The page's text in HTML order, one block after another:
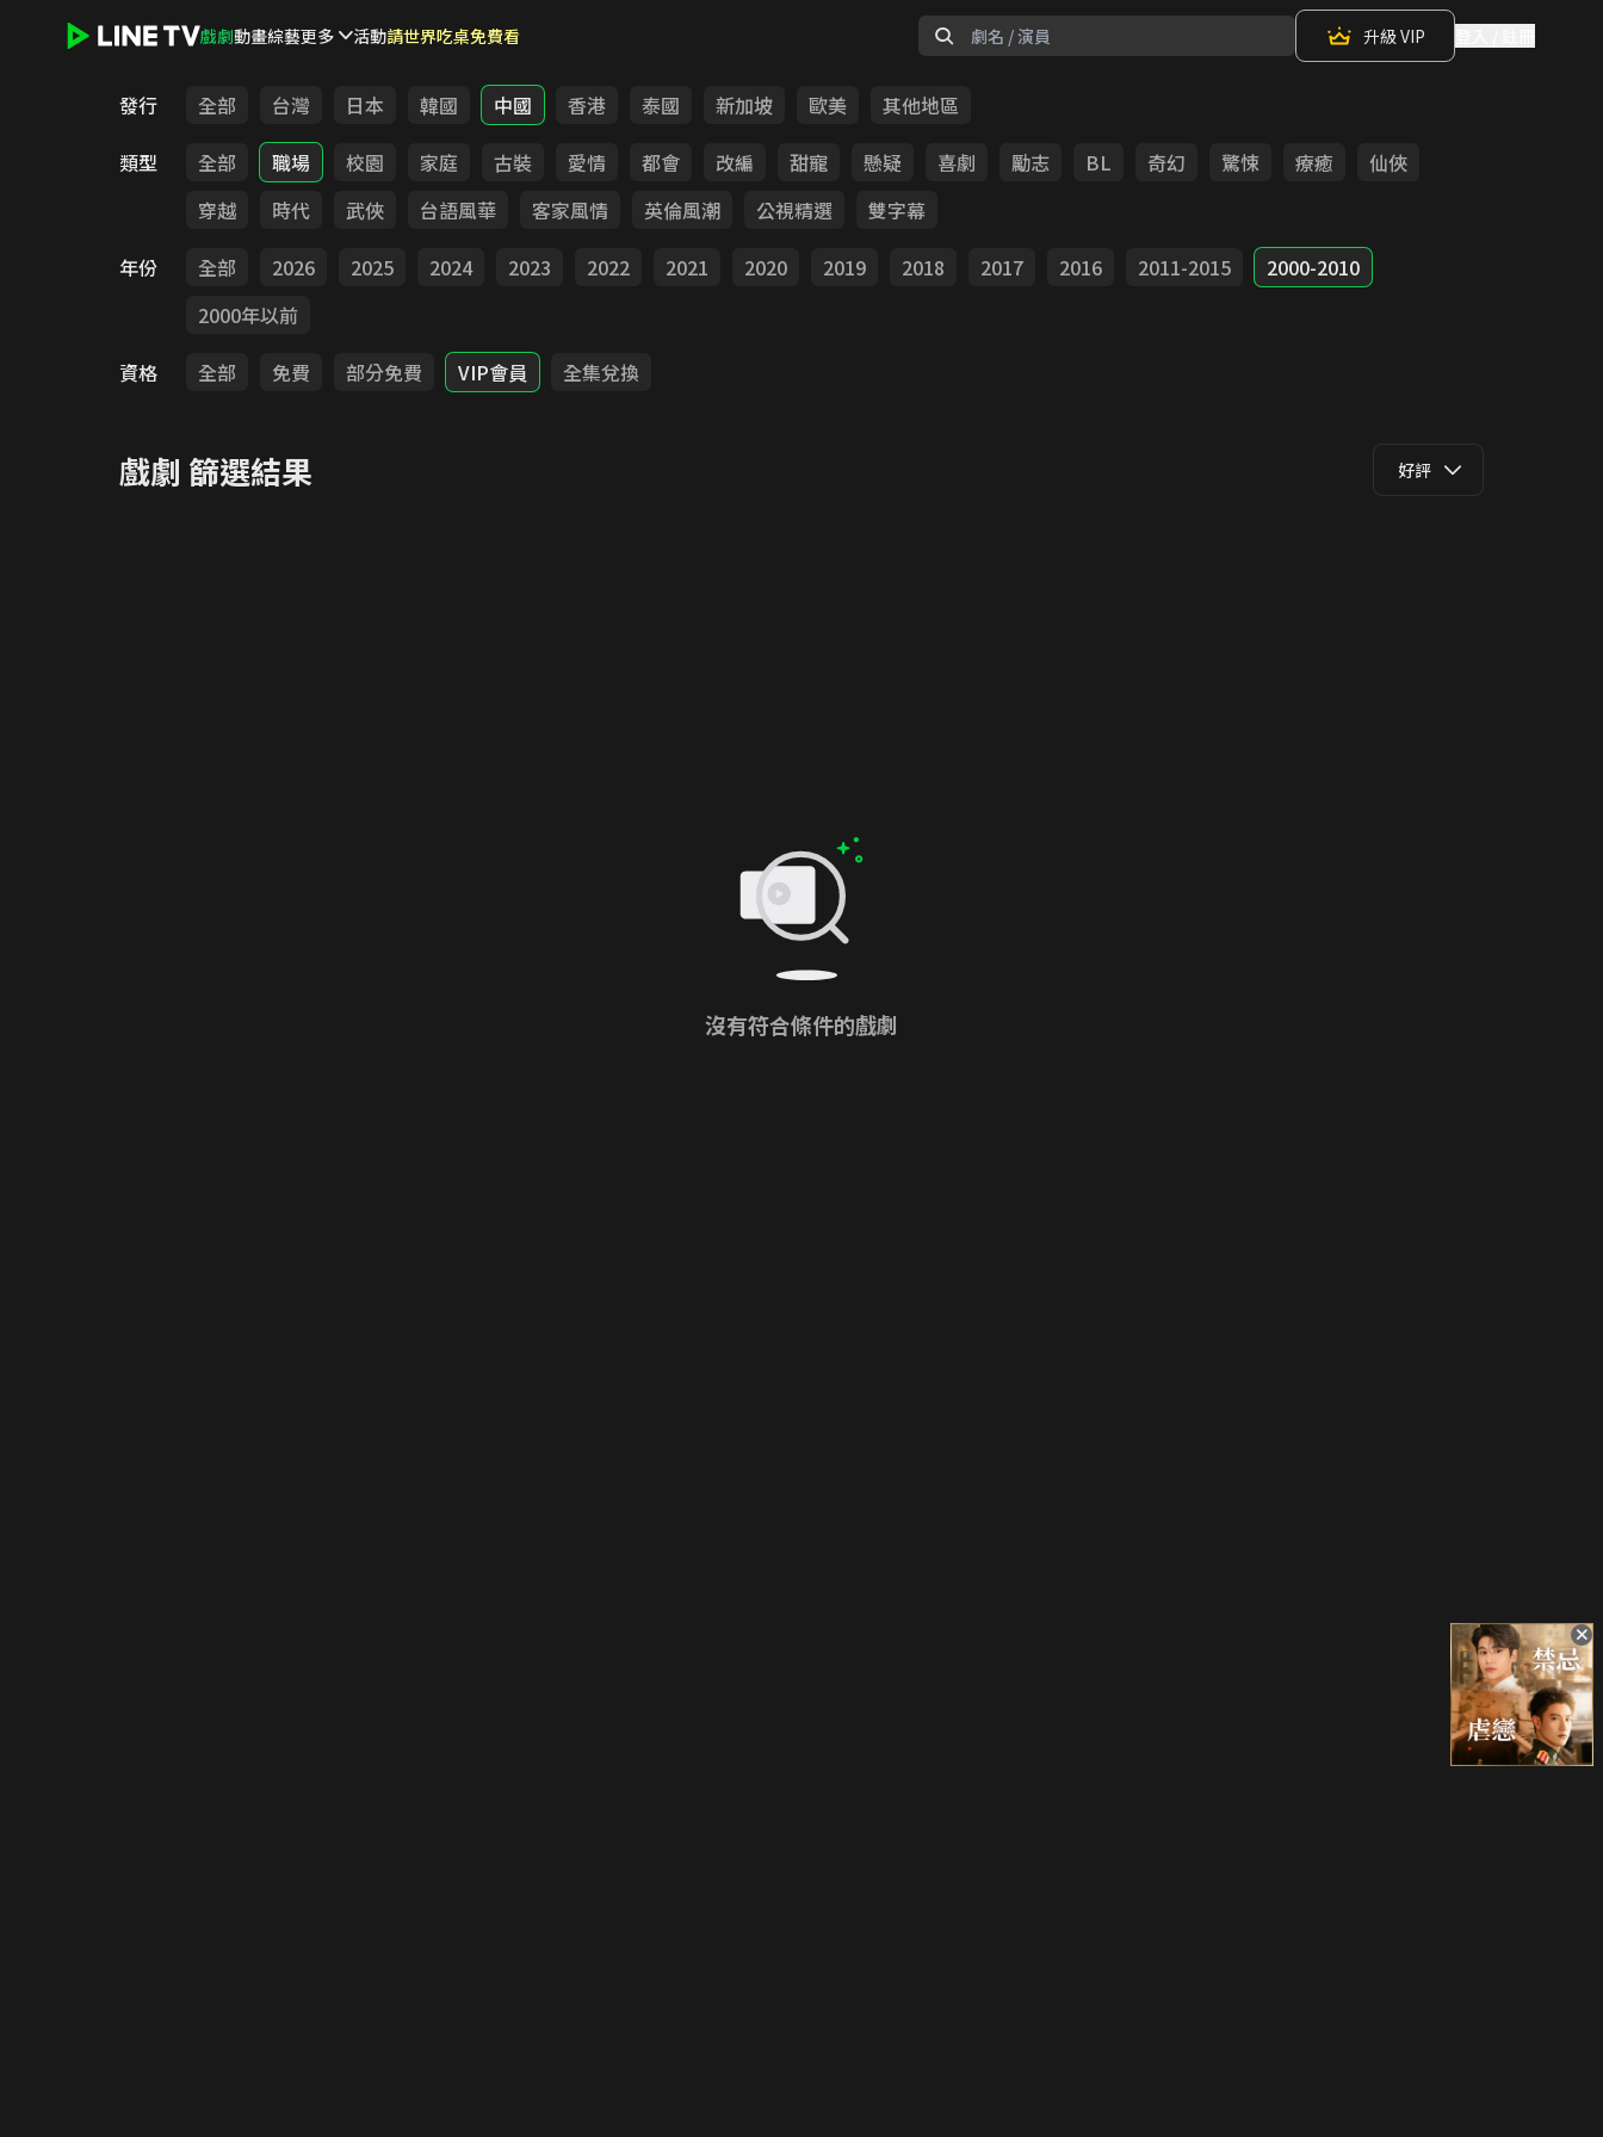
戲劇動畫綜藝更多 活動請世界吃桌免費看 升級 VIP
發行 全部 台灣 日本 韓國 中國 香港 泰國 新加坡 歐美
其他地區
類型
全部 職場 校園 家庭 古裝 愛情 都會 改編 甜寵 懸疑 喜劇 勵志 BL 奇幻 驚悚 療癒
仙俠
穿越
時代 武俠 台語風華 客家風情 英倫風潮 公視精選
雙字幕
年份
全部 2026 2025 2024 2023 2022 2021 2020 2019 2018 2017 2016 2011-2015
2000-2010
2000年以前
資格
全部 免費 部分免費 VIP會員 全集兌換
戲劇 篩選結果 好評
沒有符合條件的戲劇